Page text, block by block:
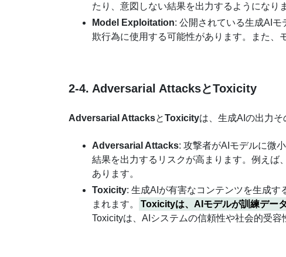
たり、意図しない結果を出力するようになり
Model Exploitation: 公開されている生成AI
欺行為に使用する可能性があります。また、
2-4. Adversarial AttacksとToxicity
Adversarial AttacksとToxicityは、生成AIの出力そ
Adversarial Attacks: 攻撃者がAIモデルに微
結果を出力するリスクが高まります。例えば
あります。
Toxicity: 生成AIが有害なコンテンツを生成
まれます。
Toxicityは、AIモデルが訓練デー
Toxicityは、AIシステムの信頼性や社会的受